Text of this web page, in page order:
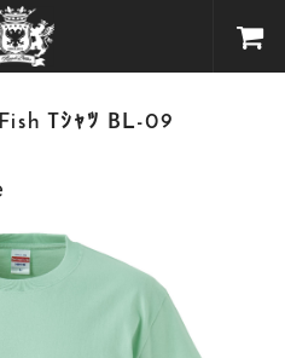
Tｼｬﾂ BL-09